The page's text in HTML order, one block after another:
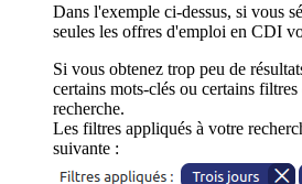
Dans l'exemple ci-dessus, si vous
seules les offres d'emploi en CDI
Si vous obtenez trop peu de
certains mots-clés ou certains
recherche.
Les filtres appliqués à votre
suivante :